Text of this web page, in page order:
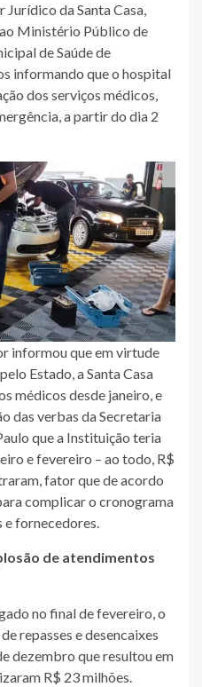
da Santa Casa,
Ministério Público de
de Saúde de
informando que o hospital
dos serviços médicos,
a partir do dia 2
informou que em virtude
Estado, a Santa Casa
médicos desde janeiro, e
das verbas da Secretaria
que a Instituição teria
e fevereiro – ao todo, R$
fator que de acordo
complicar o cronograma
e fornecedores.
de atendimentos
no final de fevereiro, o
repasses e desencaixes
dezembro que resultou em
R$ 23 milhões.